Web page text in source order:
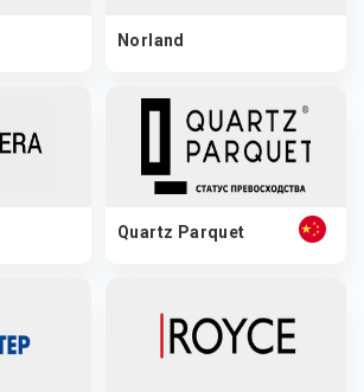
Norland
Quartz Parquet